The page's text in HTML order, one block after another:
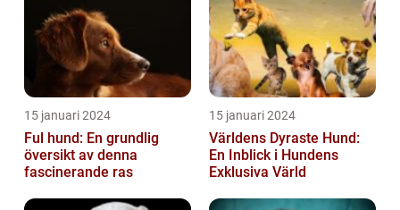
15 januari 2024
Ful hund: En grundlig
översikt av denna
fascinerande ras
15 januari 2024
Världens Dyraste Hund:
En Inblick i Hundens
Exklusiva Värld